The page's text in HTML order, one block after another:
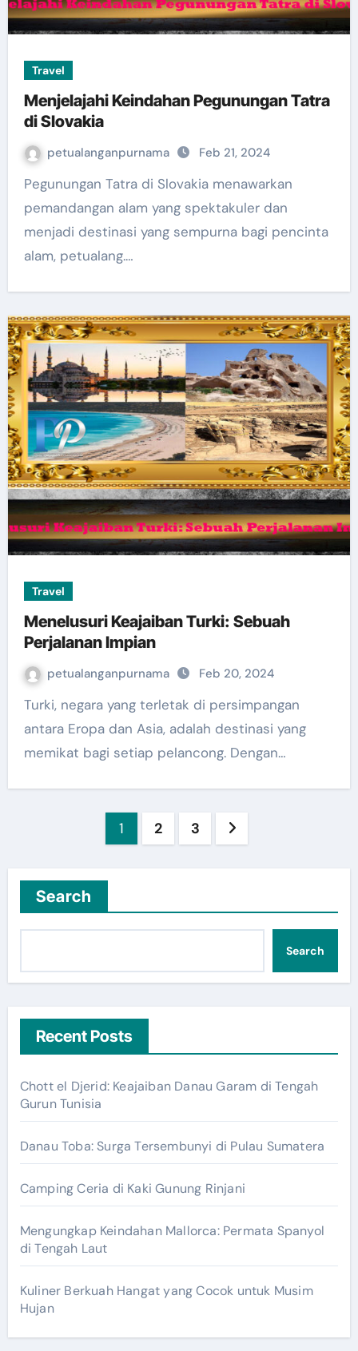
Travel
Menjelajahi Keindahan Pegunungan Tatra
di Slovakia
petualanganpurnama Feb 21, 2024
Pegunungan Tatra di Slovakia menawarkan
pemandangan alam yang spektakuler dan
menjadi destinasi yang sempurna bagi pencinta
alam, petualang.…
Travel
Menelusuri Keajaiban Turki: Sebuah
Perjalanan Impian
petualanganpurnama Feb 20, 2024
Turki, negara yang terletak di persimpangan
antara Eropa dan Asia, adalah destinasi yang
memikat bagi setiap pelancong. Dengan…
1 2 3
Search
Search
Recent Posts
Chott el Djerid: Keajaiban Danau Garam di Tengah
Gurun Tunisia
Danau Toba: Surga Tersembunyi di Pulau Sumatera
Camping Ceria di Kaki Gunung Rinjani
Mengungkap Keindahan Mallorca: Permata Spanyol
di Tengah Laut
Kuliner Berkuah Hangat yang Cocok untuk Musim
Hujan